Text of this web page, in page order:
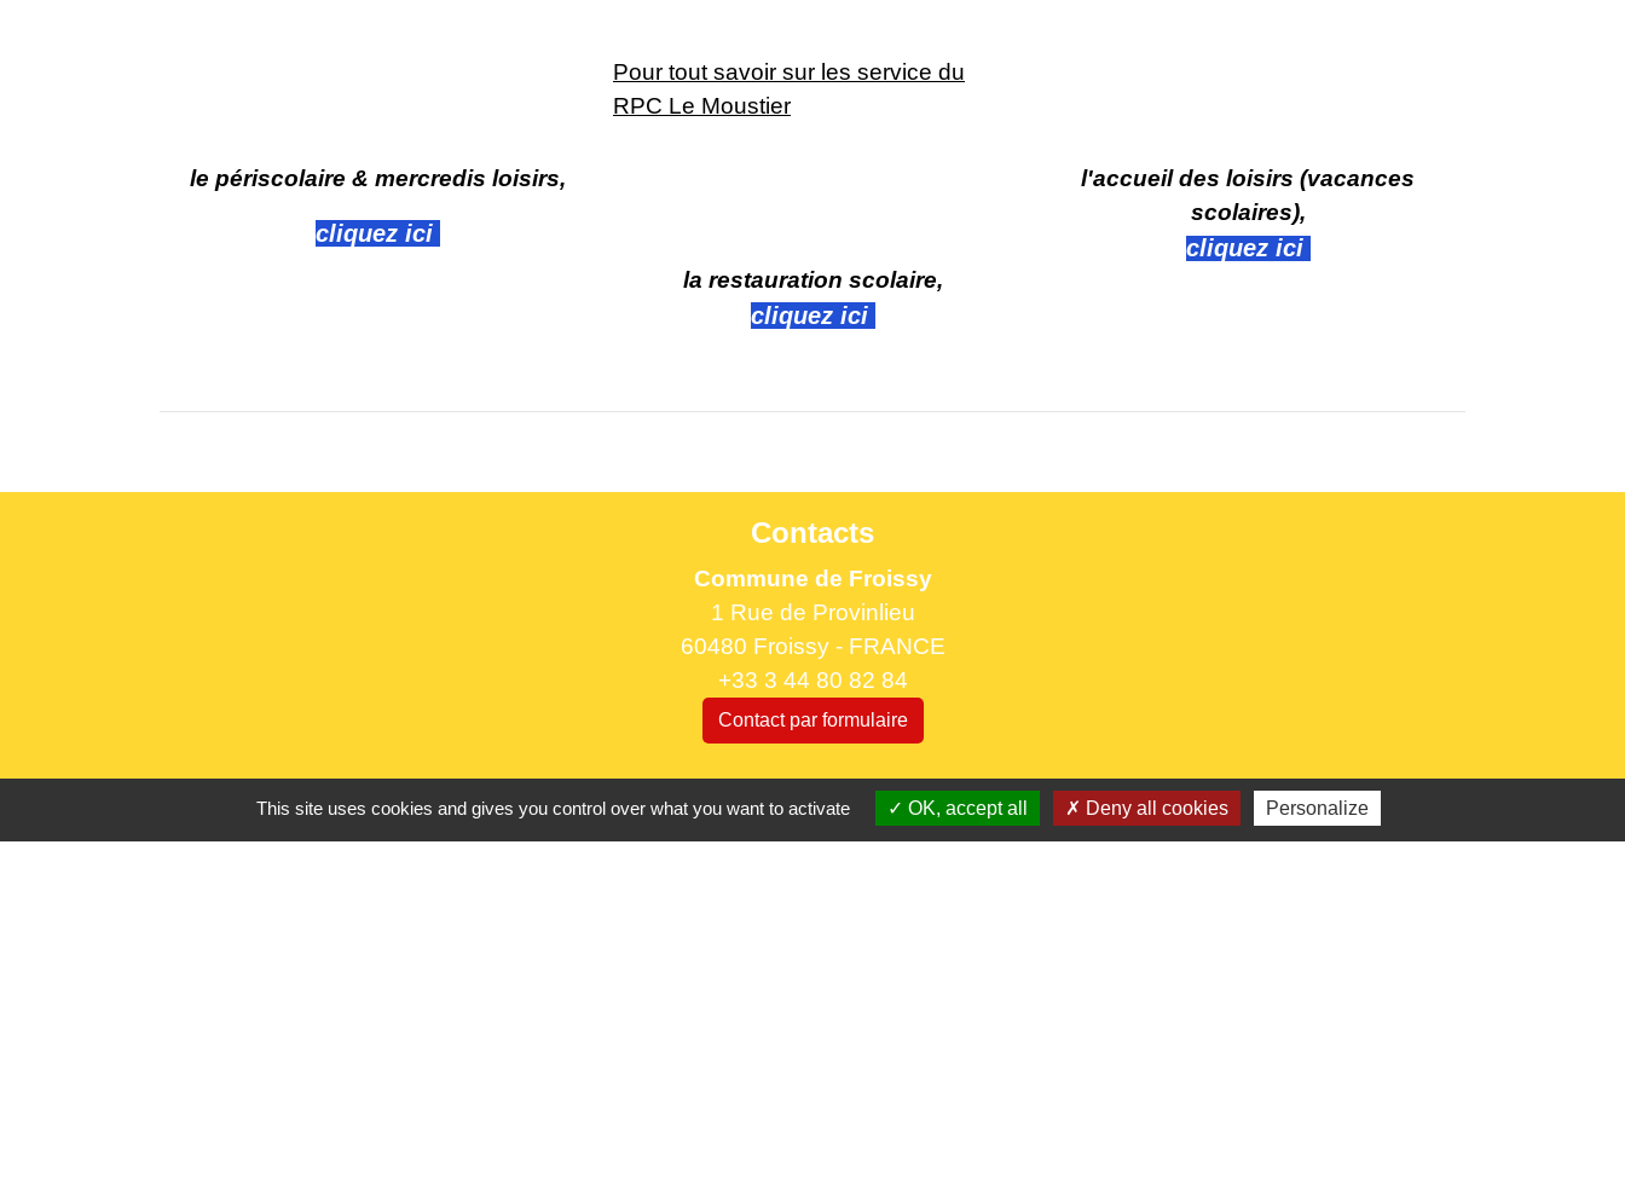
le périscolaire & mercredis loisirs,
cliquez ici
Pour tout savoir sur les service du
RPC Le Moustier
la restauration scolaire,
cliquez ici
l'accueil des loisirs (vacances
scolaires),
cliquez ici
Contacts
Commune de Froissy
1 Rue de Provinlieu
60480 Froissy - FRANCE
+33 3 44 80 82 84
Contact par formulaire
Horaires d'ouverture au public
le lundi 9h à 12h30 et de 13h30 à 17h.
This site uses cookies and gives you control over what you want to activate OK, accept all Deny all cookies Personalize